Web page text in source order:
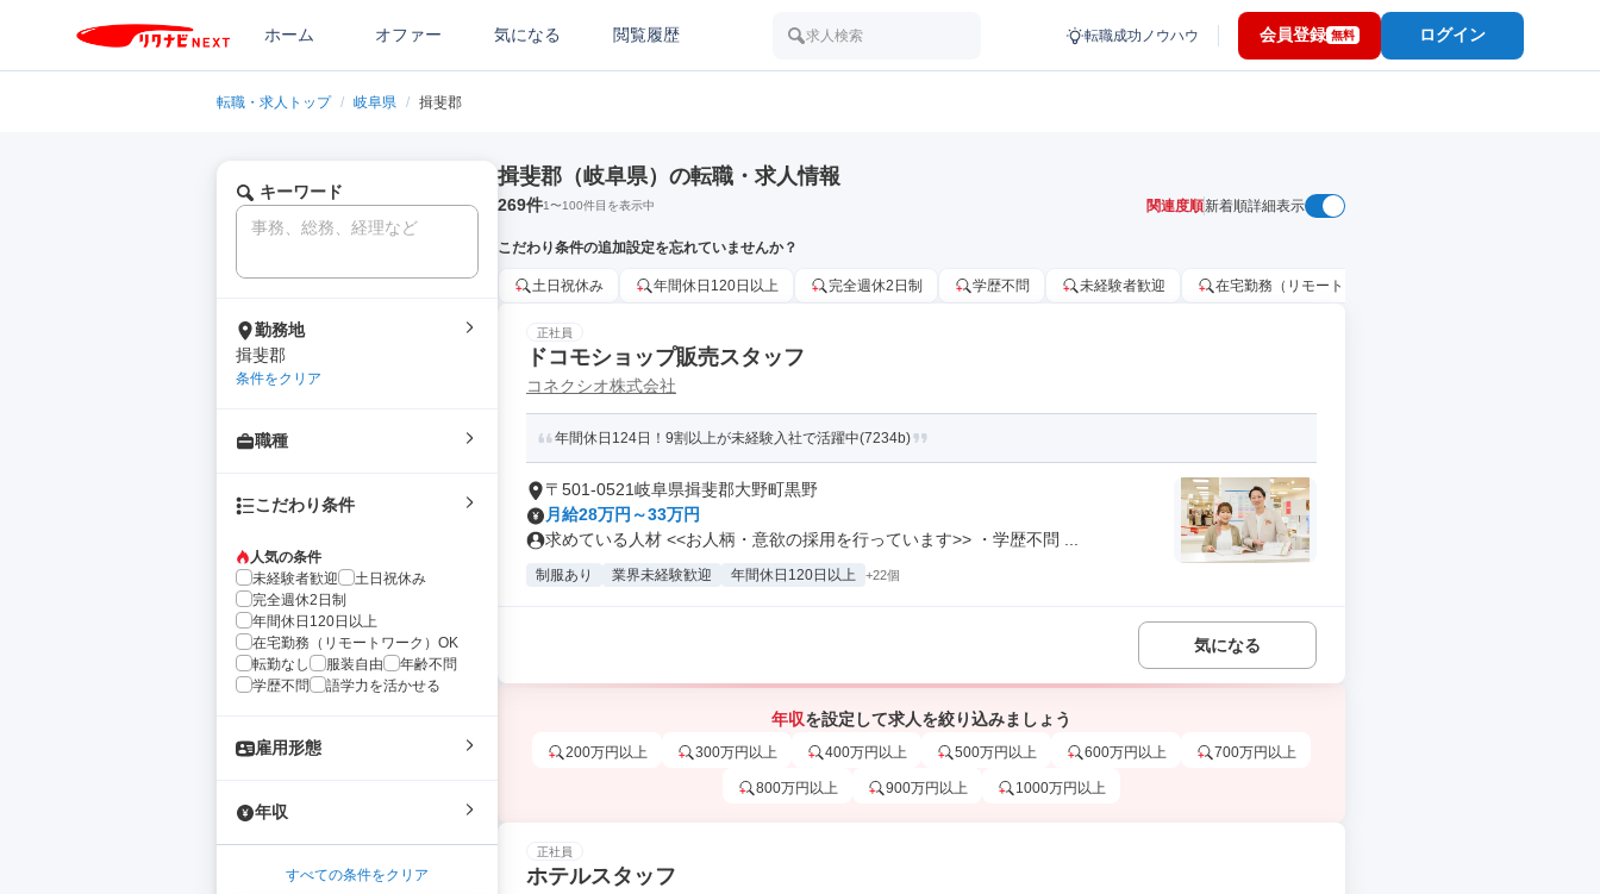
ホーム オファー 気になる 閲覧履歴 求人検索 転職成功ノウハウ 会員登録 無料 ログイン
転職・求人トップ / 岐阜県 / 揖斐郡
キーワード
勤務地
揖斐郡
条件をクリア
職種
こだわり条件
人気の条件
未経験者歓迎
土日祝休み
完全週休2日制
年間休日120日以上
在宅勤務（リモートワーク）OK
転勤なし
服装自由
年齢不問
学歴不問
語学力を活かせる
雇用形態
年収
すべての条件をクリア
揖斐郡（岐阜県）の転職・求人情報
269件1〜100件目を表示中 関連度順新着順詳細表示
こだわり条件の追加設定を忘れていませんか？
土日祝休み 年間休日120日以上 完全週休2日制 学歴不問 未経験者歓迎 在宅勤務（リモートワーク）OK
正社員
ドコモショップ販売スタッフ
コネクシオ株式会社
年間休日124日！9割以上が未経験入社で活躍中(7234b)
〒501-0521岐阜県揖斐郡大野町黒野
月給28万円～33万円
求めている人材 <<お人柄・意欲の採用を行っています>> ・学歴不問 ...
制服あり 業界未経験歓迎 年間休日120日以上 +22個
気になる
年収を設定して求人を絞り込みましょう
200万円以上 300万円以上 400万円以上 500万円以上 600万円以上 700万円以上
800万円以上 900万円以上 1000万円以上
正社員
ホテルスタッフ